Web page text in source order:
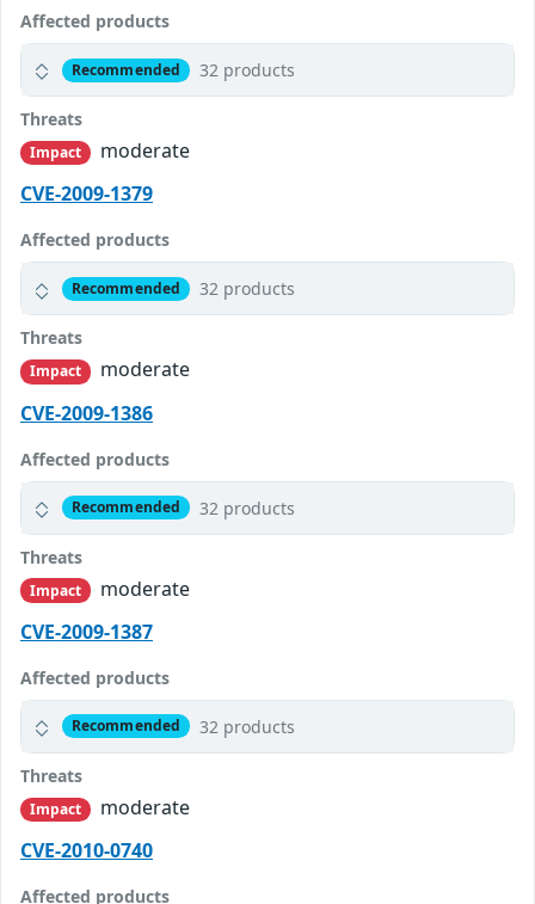
Affected products
Recommended 32 products
Threats
Impact
moderate
CVE-2009-1379
Affected products
Recommended 32 products
Threats
Impact
moderate
CVE-2009-1386
Affected products
Recommended 32 products
Threats
Impact
moderate
CVE-2009-1387
Affected products
Recommended 32 products
Threats
Impact
moderate
CVE-2010-0740
Affected products